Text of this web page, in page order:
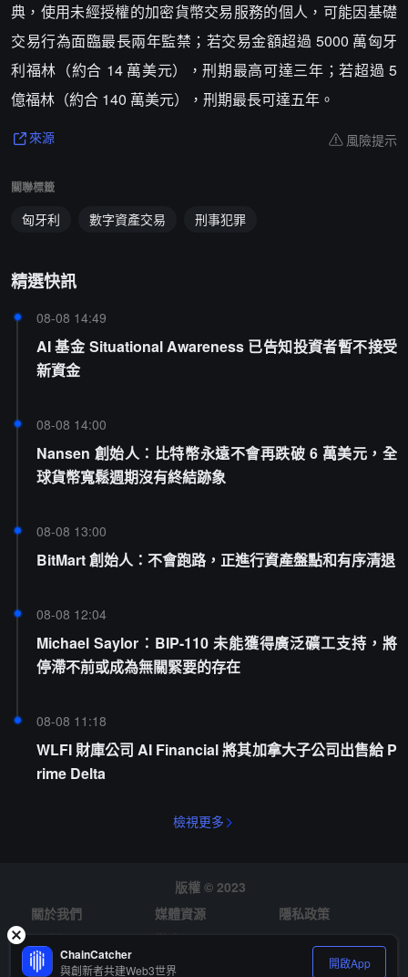
典，使用未經授權的加密貨幣交易服務的個人，可能因基礎
交易行為面臨最長兩年監禁；若交易金額超過 5000 萬匈牙
利福林（約合 14 萬美元），刑期最高可達三年；若超過 5
億福林（約合 140 萬美元），刑期最長可達五年。
來源 風險提示
關聯標籤
匈牙利 數字資產交易 刑事犯罪
精選快訊
08-08 14:49
AI 基金 Situational Awareness 已告知投資者暫不接受
新資金
08-08 14:00
Nansen 創始人：比特幣永遠不會再跌破 6 萬美元，全
球貨幣寬鬆週期沒有終結跡象
08-08 13:00
BitMart 創始人：不會跑路，正進行資產盤點和有序清退
08-08 12:04
Michael Saylor：BIP-110 未能獲得廣泛礦工支持，將
停滯不前或成為無關緊要的存在
08-08 11:18
WLFI 財庫公司 AI Financial 將其加拿大子公司出售給 P
rime Delta
檢視更多
版權 © 2023
關於我們
媒體資源
隱私政策
風險提示
徵才
ChainCatcher
與創新者共建Web3世界 開啟App